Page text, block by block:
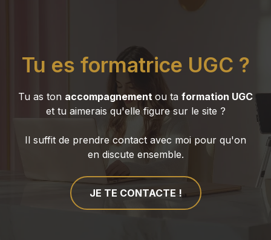
Tu es formatrice UGC ?
Tu as ton accompagnement ou ta formation UGC
et tu aimerais qu'elle figure sur le site ?
Il suffit de prendre contact avec moi pour qu'on
en discute ensemble.
JE TE CONTACTE !